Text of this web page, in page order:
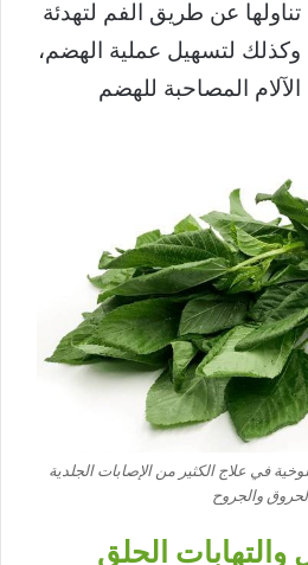
عن طريق الفم لتهدئة
وكذلك لتسهيل عملية الهضم،
المصاحبة للهضم
في علاج الكثير من الإصابات الجلدية
والجروح